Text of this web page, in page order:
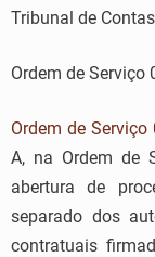
Tribunal de
Ordem de Serviço
Ordem de Serviço
A, na Ordem de
abertura de
separado dos
contratuais